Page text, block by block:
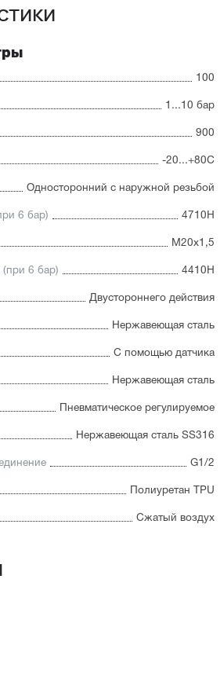
и регулируемое
благодаря
в пищевой
100
1...10 бар
900
-20...+80С
Односторонний с наружной резьбой
6 бар) 4710Н
М20х1,5
(при 6 бар) 4410Н
Двустороннего действия
Нержавеющая сталь
С помощью датчика
Нержавеющая сталь
Пневматическое регулируемое
Нержавеющая сталь SS316
G1/2
Полиуретан TPU
Сжатый воздух